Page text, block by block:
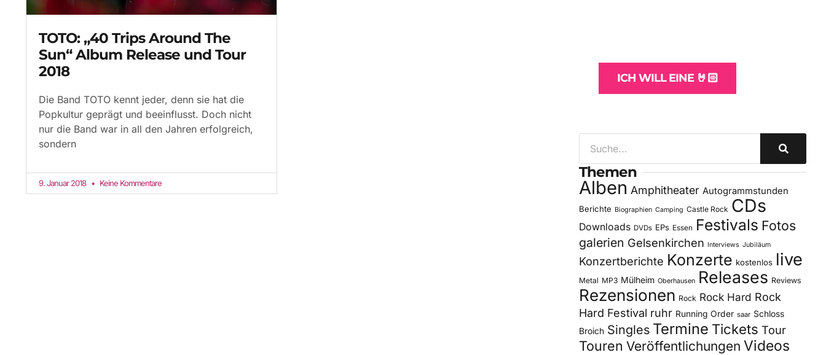
TOTO: „40 Trips Around The
Sun“ Album Release und Tour
2018
Die Band TOTO kennt jeder, denn sie hat die
Popkultur geprägt und beeinflusst. Doch nicht
nur die Band war in all den Jahren erfolgreich,
sondern
9. Januar 2018 Keine Kommentare
ICH WILL EINE 🤘🏻
Themen
Alben Amphitheater Autogrammstunden
Berichte Biographien Camping Castle Rock CDs
Downloads DVDs EPs Essen Festivals Fotos
galerien Gelsenkirchen Interviews Jubiläum
Konzertberichte Konzerte kostenlos live
Metal MP3 Mülheim Oberhausen Releases Reviews
Rezensionen Rock Rock Hard Rock
Hard Festival ruhr Running Order saar Schloss
Broich Singles Termine Tickets Tour
Touren Veröffentlichungen Videos